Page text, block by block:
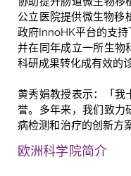
公立医院提供微生物移
政府InnoHK平台的支持
并在同年成立一所生物
科研成果转化成有效的
黄秀娟教授表示：「我
誉。多年来，我们致力
病检测和治疗的创新方
欧洲科学院简介